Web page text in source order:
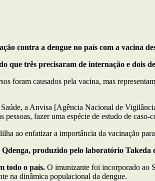
contra a dengue no país com a vacina
que três precisaram de internação e dois
foram causados pela vacina, mas
a Anvisa [Agência Nacional de
fazer uma espécie de estudo de
ao enfatizar a importância da vacinação
produzido pelo laboratório Takeda
todo o país. O imunizante foi incorporado ao
na dinâmica populacional da dengue.